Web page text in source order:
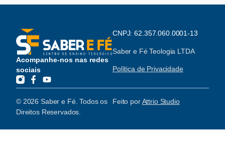
Acompanhe-nos nas redes
sociais
CNPJ: 62.357.060.0001-13
Saber e Fé Teologia LTDA
Política de Privacidade
© 2026 Saber e Fé. Todos os
Direitos Reservados.
Feito porAttrio Studio